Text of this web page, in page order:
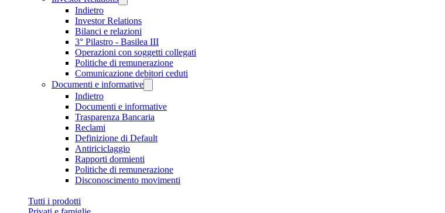
Indietro
Investor Relations
Bilanci e relazioni
3° Pilastro - Basilea III
Operazioni con soggetti collegati
Politiche di remunerazione
Comunicazione debitori ceduti
Documenti e informative
Indietro
Documenti e informative
Trasparenza Bancaria
Reclami
Definizione di Default
Antiriciclaggio
Rapporti dormienti
Politiche di remunerazione
Disconoscimento movimenti
Tutti i prodotti